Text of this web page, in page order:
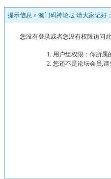
提示信息 » 澳门码神论坛 请大家记好
您没有登录或者您没有权限访问
用户组权限：你所属
您还不是论坛会员,